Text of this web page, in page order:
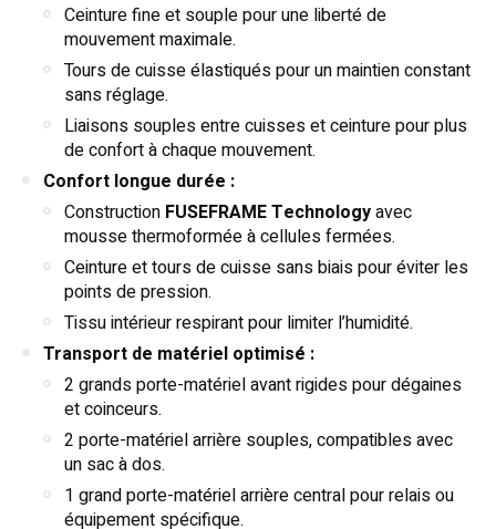
Ceinture fine et souple pour une liberté de
mouvement maximale.
Tours de cuisse élastiqués pour un maintien constant
sans réglage.
Liaisons souples entre cuisses et ceinture pour plus
de confort à chaque mouvement.
Confort longue durée :
Construction FUSEFRAME Technologyavec
mousse thermoformée à cellules fermées.
Ceinture et tours de cuisse sans biais pour éviter les
points de pression.
Tissu intérieur respirant pour limiter l’humidité.
Transport de matériel optimisé :
2 grands porte-matériel avant rigides pour dégaines
et coinceurs.
2 porte-matériel arrière souples, compatibles avec
un sac à dos.
1 grand porte-matériel arrière central pour relais ou
équipement spécifique.